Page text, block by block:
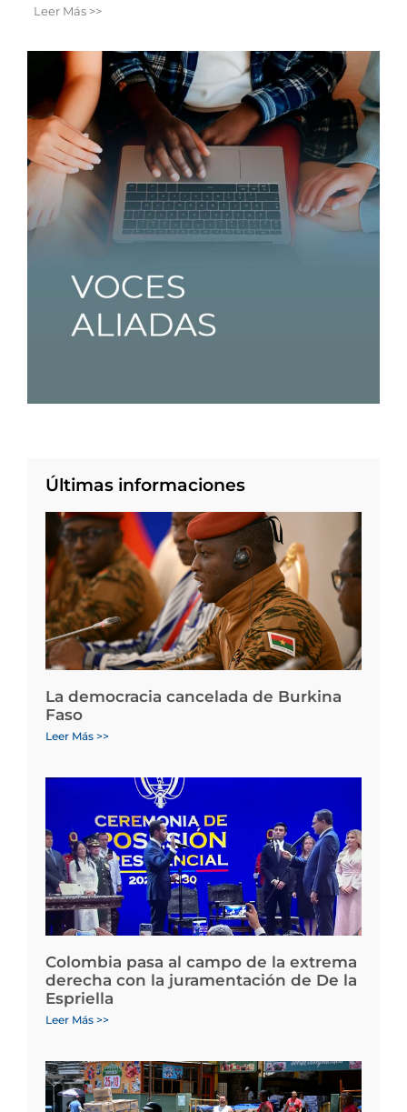
Leer Más >>
Últimas informaciones
La democracia cancelada de Burkina
Faso
Leer Más >>
Colombia pasa al campo de la extrema
derecha con la juramentación de De la
Espriella
Leer Más >>